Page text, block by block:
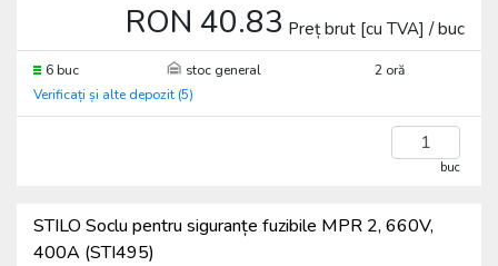
RON 40.83 Preț brut [cu TVA] / buc
6 buc stoc general
2 oră
Verificați și alte depozit (5)
buc
STILO Soclu pentru siguranțe fuzibile MPR 2, 660V,
400A (STI495)